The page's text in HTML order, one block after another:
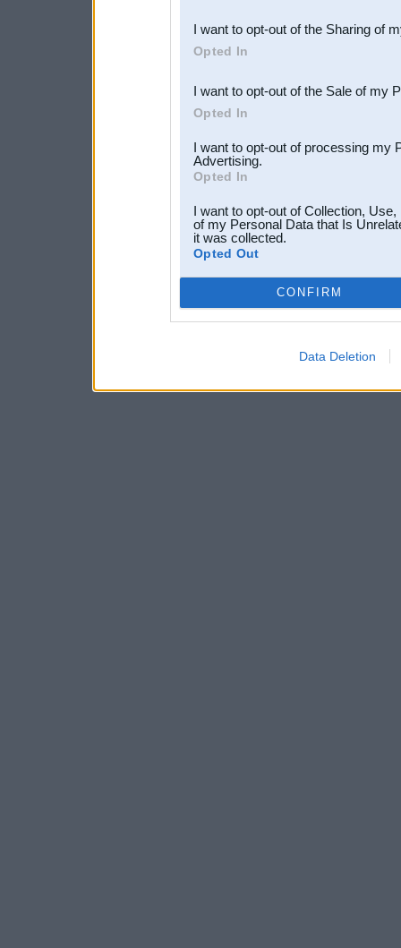
Downstream Participants
third parties.
I want to opt-out of the Sharing of
Opted In
I want to opt-out of the Sale of my
Opted In
I want to opt-out of processing my
Advertising.
Opted In
I want to opt-out of Collection,
of my Personal Data that Is
it was collected.
Opted Out
CONFIRM
Data Deletion